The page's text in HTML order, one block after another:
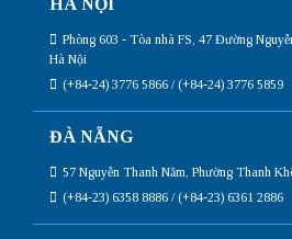
HÀ NỘI
Phòng 603 - Tòa nhà FS, 47 Đường
Hà Nội
(+84-24) 3776 5866 / (+84-24) 3776 5859
ĐÀ NẴNG
57 Nguyễn Thanh Năm, Phường Thanh
(+84-23) 6358 8886 / (+84-23) 6361 2886